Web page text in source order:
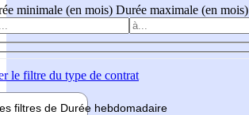
minimale (en mois) Durée maximale (en mois)
le filtre du type de contrat
filtres de Durée hebdomadaire